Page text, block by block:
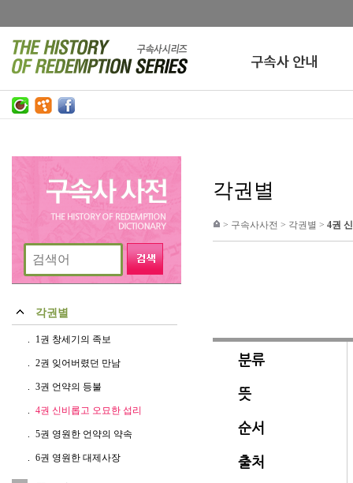
각권별
1권 창세기의 족보
2권 잊어버렸던 만남
3권 언약의 등불
4권 신비롭고 오묘한 섭리
5권 영원한 언약의 약속
6권 영원한 대제사장
각권별
> 구속사사전 > 각권별 > 4권
분류
뜻
순서
출처